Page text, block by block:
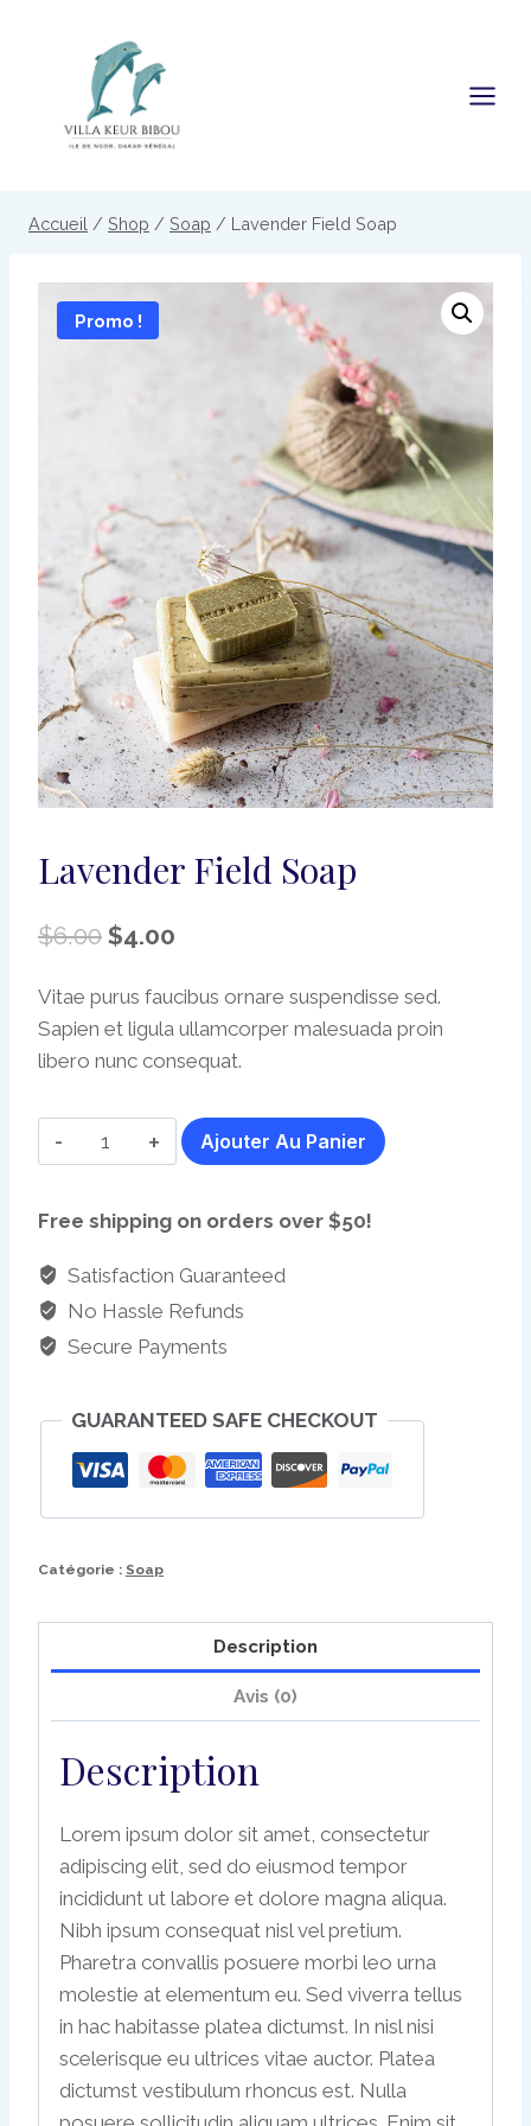
Accueil / Shop / Soap / Lavender Field Soap
Promo !
Lavender Field Soap
$6.00 Le
initial
était :
$4.00
actuel
est :
Vitae purus faucibus ornare suspendisse sed.
Sapien et ligula ullamcorper malesuada proin
libero nunc consequat.
quantité
de
Field
Ajouter Au Panier
Free shipping on orders over $50!
Satisfaction Guaranteed
No Hassle Refunds
Secure Payments
GUARANTEED SAFE CHECKOUT
Catégorie : Soap
Description
Avis (0)
Description
Lorem ipsum dolor sit amet, consectetur
adipiscing elit, sed do eiusmod tempor
incididunt ut labore et dolore magna aliqua.
Nibh ipsum consequat nisl vel pretium.
Pharetra convallis posuere morbi leo urna
molestie at elementum eu. Sed viverra tellus
in hac habitasse platea dictumst. In nisl nisi
scelerisque eu ultrices vitae auctor. Platea
dictumst vestibulum rhoncus est. Nulla